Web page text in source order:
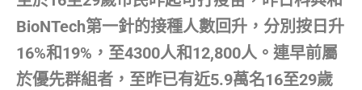
BioNTech第一針的接種人數回升，分別按日升
16%和19%，至4300人和12,800人。連早前屬
於優先群組者，至昨已有近5.9萬名16至29歲